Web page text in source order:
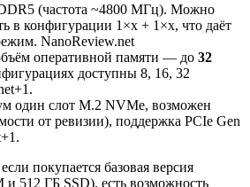
(частота ~4800 МГц). Можно
в конфигурации 1×х + 1×х, что даёт
NanoReview.net
оперативной памяти — до 32
доступны 8, 16, 32
один слот M.2 NVMe, возможен
от ревизии), поддержка PCIe Gen
покупается базовая версия
512 ГБ SSD), есть возможность